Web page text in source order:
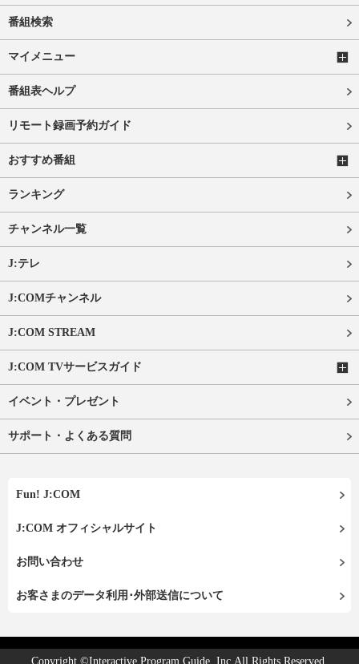
番組検索
マイメニュー
番組表ヘルプ
リモート録画予約ガイド
おすすめ番組
ランキング
チャンネル一覧
J:テレ
J:COMチャンネル
J:COM STREAM
J:COM TVサービスガイド
イベント・プレゼント
サポート・よくある質問
Fun! J:COM
J:COM オフィシャルサイト
お問い合わせ
お客さまのデータ利用･外部送信について
Copyright ©Interactive Program Guide, Inc.All Rights Reserved.